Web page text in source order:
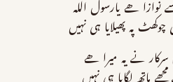
ھے یارسول اللہ
پہ پھیلایا ہی نہیں
سرکار نے یہ میرا ھے
ہاتھ لگایا ہی نہیں